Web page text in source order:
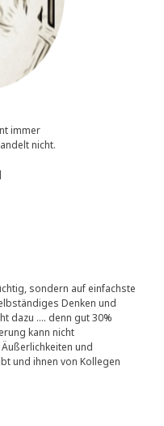
immer
nicht.
sondern auf einfachste
Denken und
dazu …. denn gut 30%
kann nicht
und
und ihnen von Kollegen